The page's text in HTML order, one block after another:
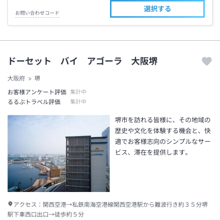
お問い合わせコード
選択する
ドーセット バイ アゴーラ 大阪堺
大阪府
堺
お客様アンケート評価
集計中
るるぶトラベル評価 集計中
堺市を訪れる皆様に、その地域の
歴史や文化を体験する機会と、快
適でお客様志向のシンプルなサー
ビス、滞在を提供します。
アクセス： 関西空港→私鉄南海空港線関西空港駅から難波行き約３５分堺
駅下車西口出口→徒歩約５分